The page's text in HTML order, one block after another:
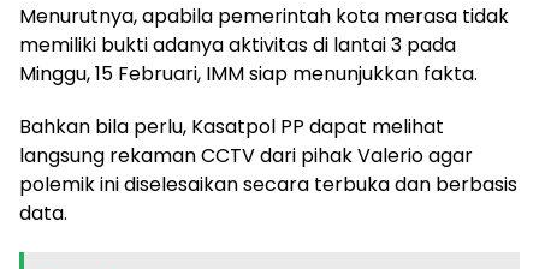
Menurutnya, apabila pemerintah kota merasa tidak
memiliki bukti adanya aktivitas di lantai 3 pada
Minggu, 15 Februari, IMM siap menunjukkan fakta.
Bahkan bila perlu, Kasatpol PP dapat melihat
langsung rekaman CCTV dari pihak Valerio agar
polemik ini diselesaikan secara terbuka dan berbasis
data.